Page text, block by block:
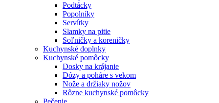
Podtácky
Popolníky
Servítky
Slamky na pitie
Soľničky a koreničky
Kuchynské doplnky
Kuchynské pomôcky
Dosky na krájanie
Dózy a poháre s vekom
Nože a držiaky nožov
Rôzne kuchynské pomôcky
Pečenie